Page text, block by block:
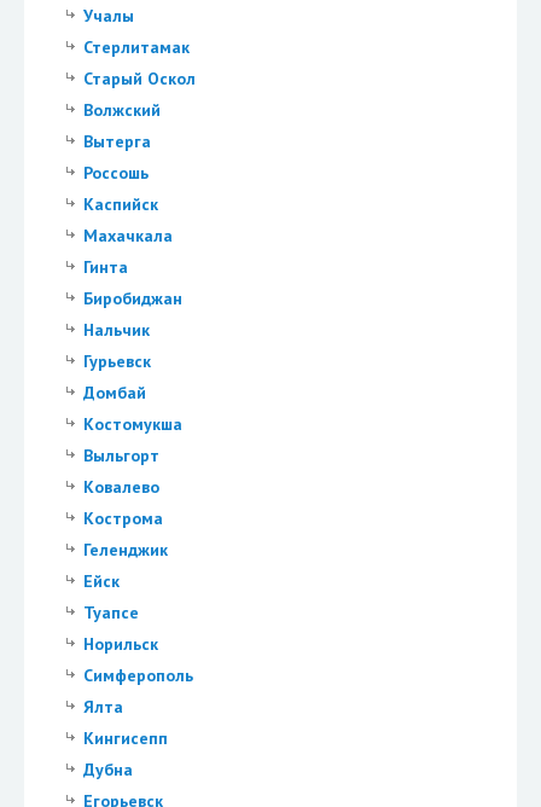
Учалы
Стерлитамак
Старый Оскол
Волжский
Вытерга
Россошь
Каспийск
Махачкала
Гинта
Биробиджан
Нальчик
Гурьевск
Домбай
Костомукша
Выльгорт
Ковалево
Кострома
Геленджик
Ейск
Туапсе
Норильск
Симферополь
Ялта
Кингисепп
Дубна
Егорьевск